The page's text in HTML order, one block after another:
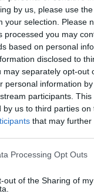
by us, please use
your selection. Please
processed you may
based on personal
disclosed to
may separately opt-out
personal information
participants.
by us to third parties on
that may
website/app uses
visit or usage
Processing Opt Outs
out of the Sharing of my
alle:08:58:43
alla LDL la
in una
cavo e decoder 12/
la stessa che di tanto
ma poi per
motorizzata e più
...ECCEZZIONALE!!
della parabola